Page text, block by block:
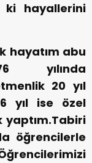
ki hayallerini
hayatım abu
yılında
20 yıl
yıl ise özel
yaptım.Tabiri
öğrencilerle